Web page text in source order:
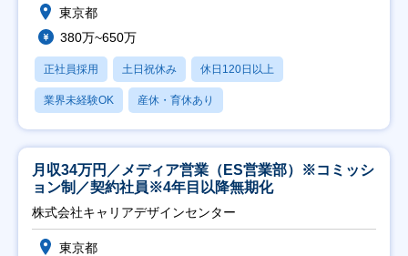
東京都
380万~650万
正社員採用 土日祝休み 休日120日以上
業界未経験OK 産休・育休あり
月収34万円／メディア営業（ES営業部）※コミッシ
ョン制／契約社員※4年目以降無期化
株式会社キャリアデザインセンター
東京都